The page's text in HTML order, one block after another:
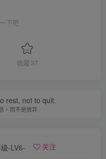
下吧
收藏 37
rest, not to quit.
，而不是放弃
关注